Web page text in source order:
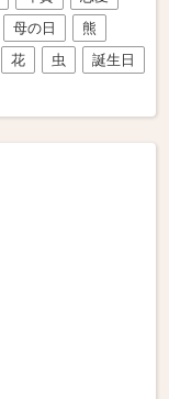
母の日
熊
花 虫
誕生日